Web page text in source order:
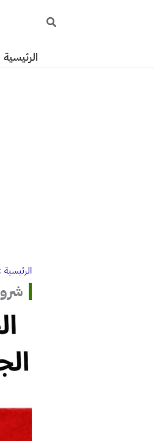
البحث
الرئيسية
الرئيسية